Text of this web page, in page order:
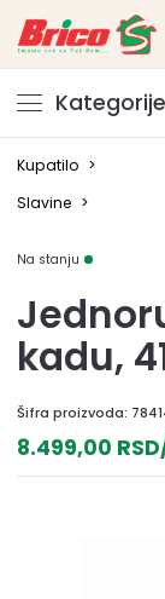
Kategorije
Kupatilo >
Slavine >
Na stanju
kadu,
Šifra proizvoda:
8.499,00